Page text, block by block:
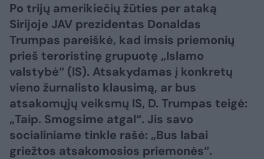
Po trijų amerikiečių žūties per ataką
Sirijoje JAV prezidentas Donaldas
Trumpas pareiškė, kad imsis priemonių
prieš teroristinę grupuotę „Islamo
valstybė“ (IS). Atsakydamas į konkretų
vieno žurnalisto klausimą, ar bus
atsakomųjų veiksmų IS, D. Trumpas teigė:
„Taip. Smogsime atgal“. Jis savo
socialiniame tinkle rašė: „Bus labai
griežtos atsakomosios priemonės“.